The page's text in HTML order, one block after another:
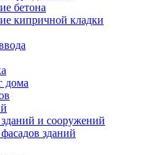
бетона
кипричной кладки
дома
и сооружений
зданий